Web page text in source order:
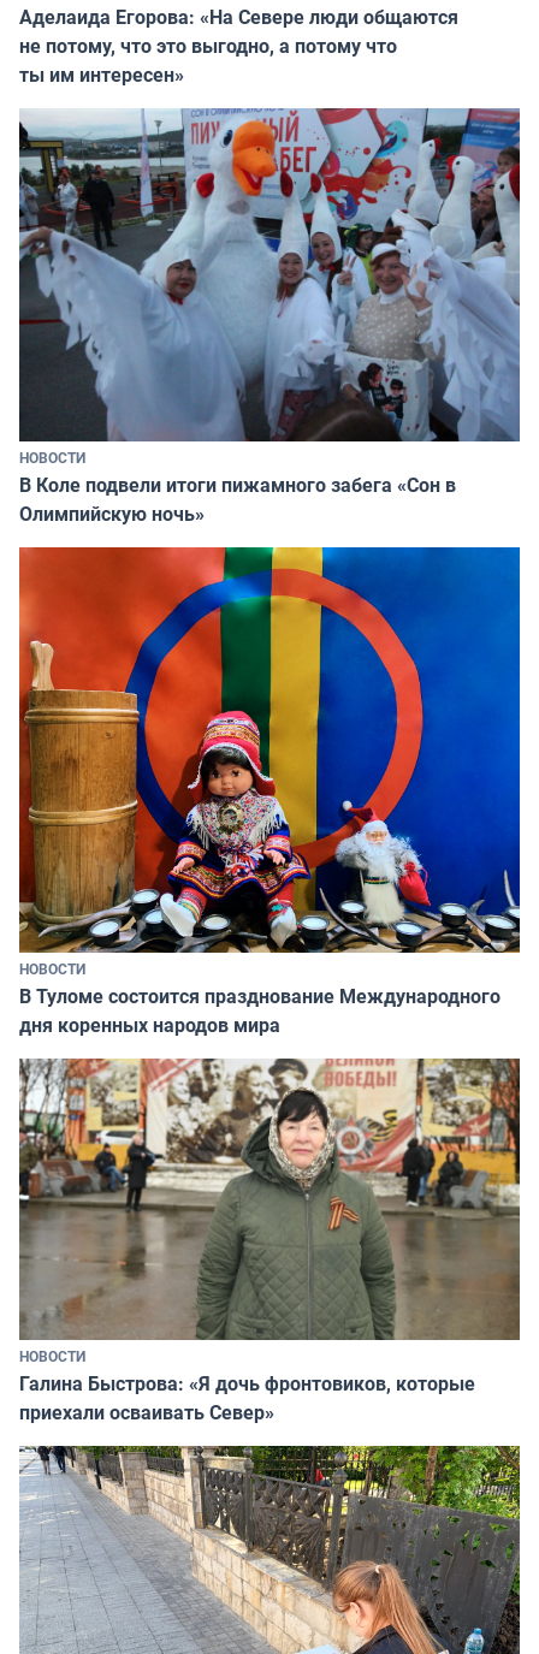
Аделаида Егорова: «На Севере люди общаются
не потому, что это выгодно, а потому что
ты им интересен»
НОВОСТИ
В Коле подвели итоги пижамного забега «Сон в
Олимпийскую ночь»
НОВОСТИ
В Туломе состоится празднование Международного
дня коренных народов мира
НОВОСТИ
Галина Быстрова: «Я дочь фронтовиков, которые
приехали осваивать Север»